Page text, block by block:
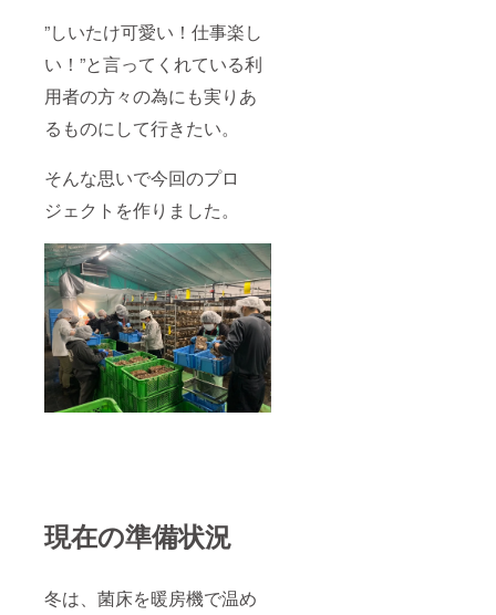
”しいたけ可愛い！仕事楽し
い！”と言ってくれている利
用者の方々の為にも実りあ
るものにして行きたい。
そんな思いで今回のプロ
ジェクトを作りました。
現在の準備状況
冬は、菌床を暖房機で温め